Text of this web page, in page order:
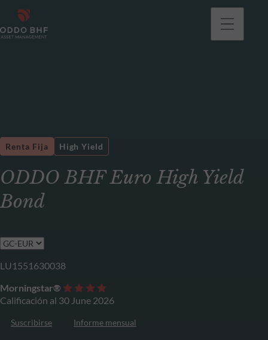
ODDO BHF Euro High Yield
Bond
Renta Fija High Yield
LU1551630038
Morningstar®
Calificación al 30 June 2026
Suscribirse Informe mensual